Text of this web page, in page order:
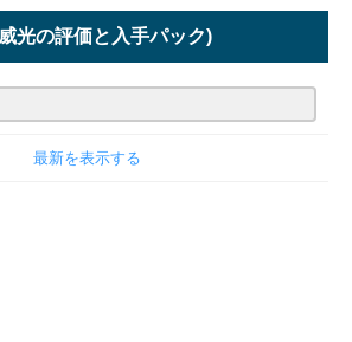
光の評価と入手パック)
最新を表示する